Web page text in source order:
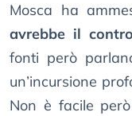
Mosca ha
avrebbe il
fonti però
un’incursione
Non è facile